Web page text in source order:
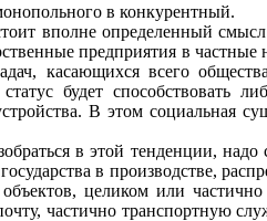
в конкурентный.
вполне определенный
предприятия в частные
касающихся всего
будет способствовать
В этом социальная
в этой тен­денции, надо
в производстве,
объектов, целиком или
частично транспортную